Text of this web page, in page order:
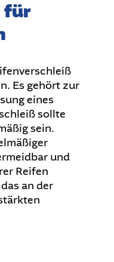
für
Es gehört zur
eines
sollte
sein.
und
Reifen
an der